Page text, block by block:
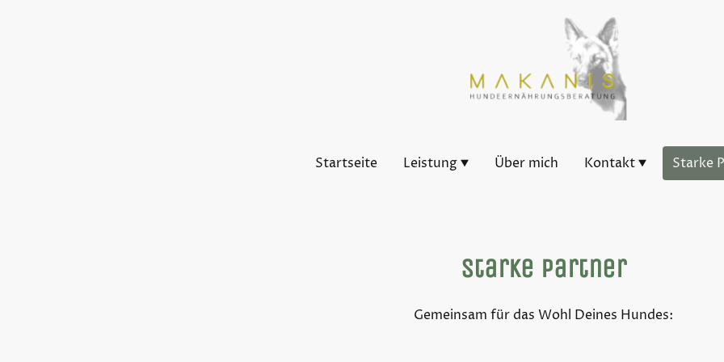
Startseite Leistung Über mich Kontakt Starke
Starke Partner
Gemeinsam für das Wohl Deines Hundes: